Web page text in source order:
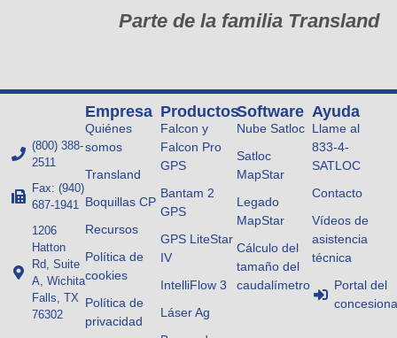
Parte de la familia Transland
(800) 388-
2511
Fax: (940)
687-1941
1206
Hatton
Rd, Suite
A, Wichita
Falls, TX
76302
Empresa
Quiénes
somos
Transland
Boquillas CP
Recursos
Política de
cookies
Política de
privacidad
Productos
Falcon y
Falcon Pro
GPS
Bantam 2
GPS
GPS LiteStar
IV
IntelliFlow 3
Láser Ag
Software
Nube Satloc
Satloc
MapStar
Legado
MapStar
Cálculo del
tamaño del
caudalímetro
Ayuda
Llame al
833-4-
SATLOC
Contacto
Vídeos de
asistencia
técnica
Portal del